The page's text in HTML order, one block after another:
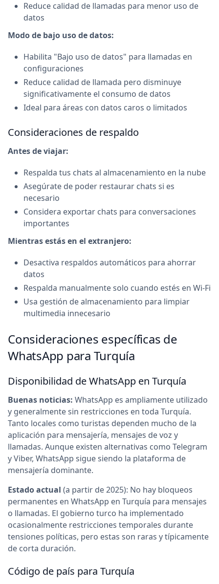
Reduce calidad de llamadas para menor uso de
datos
Modo de bajo uso de datos:
Habilita "Bajo uso de datos" para llamadas en
configuraciones
Reduce calidad de llamada pero disminuye
significativamente el consumo de datos
Ideal para áreas con datos caros o limitados
Consideraciones de respaldo
Antes de viajar:
Respalda tus chats al almacenamiento en la nube
Asegúrate de poder restaurar chats si es
necesario
Considera exportar chats para conversaciones
importantes
Mientras estás en el extranjero:
Desactiva respaldos automáticos para ahorrar
datos
Respalda manualmente solo cuando estés en Wi-Fi
Usa gestión de almacenamiento para limpiar
multimedia innecesario
Consideraciones específicas de
WhatsApp para Turquía
Disponibilidad de WhatsApp en Turquía
Buenas noticias: WhatsApp es ampliamente utilizado
y generalmente sin restricciones en toda Turquía.
Tanto locales como turistas dependen mucho de la
aplicación para mensajería, mensajes de voz y
llamadas. Aunque existen alternativas como Telegram
y Viber, WhatsApp sigue siendo la plataforma de
mensajería dominante.
Estado actual (a partir de 2025): No hay bloqueos
permanentes en WhatsApp en Turquía para mensajes
o llamadas. El gobierno turco ha implementado
ocasionalmente restricciones temporales durante
tensiones políticas, pero estas son raras y típicamente
de corta duración.
Código de país para Turquía